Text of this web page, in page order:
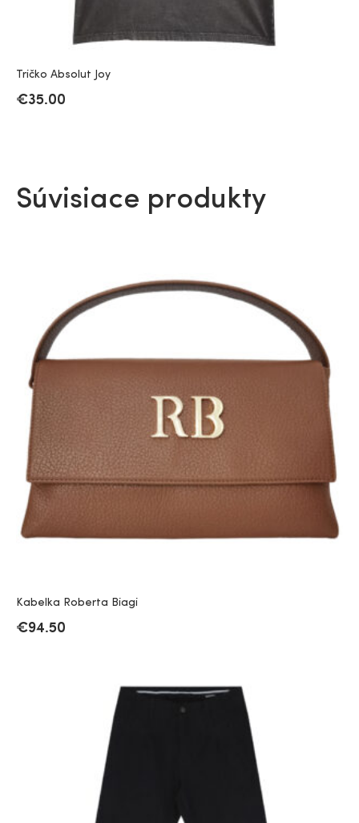
Tričko Absolut Joy
€35.00
Súvisiace produkty
Kabelka Roberta Biagi
€94.50